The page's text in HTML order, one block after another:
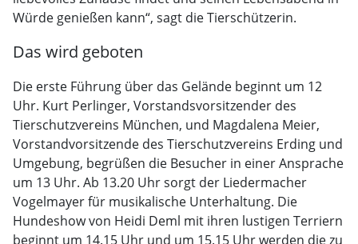
Würde genießen kann“, sagt die Tierschützerin.
Das wird geboten
Die erste Führung über das Gelände beginnt um 12
Uhr. Kurt Perlinger, Vorstandsvorsitzender des
Tierschutzvereins München, und Magdalena Meier,
Vorstandvorsitzende des Tierschutzvereins Erding und
Umgebung, begrüßen die Besucher in einer Ansprache
um 13 Uhr. Ab 13.20 Uhr sorgt der Liedermacher
Vogelmayer für musikalische Unterhaltung. Die
Hundeshow von Heidi Deml mit ihren lustigen Terriern
beginnt um 14.15 Uhr und um 15.15 Uhr werden die zu